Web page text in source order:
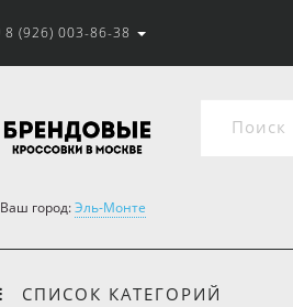
8 (926) 003-86-38
Ваш город:Эль-Монте
СПИСОК КАТЕГОРИЙ